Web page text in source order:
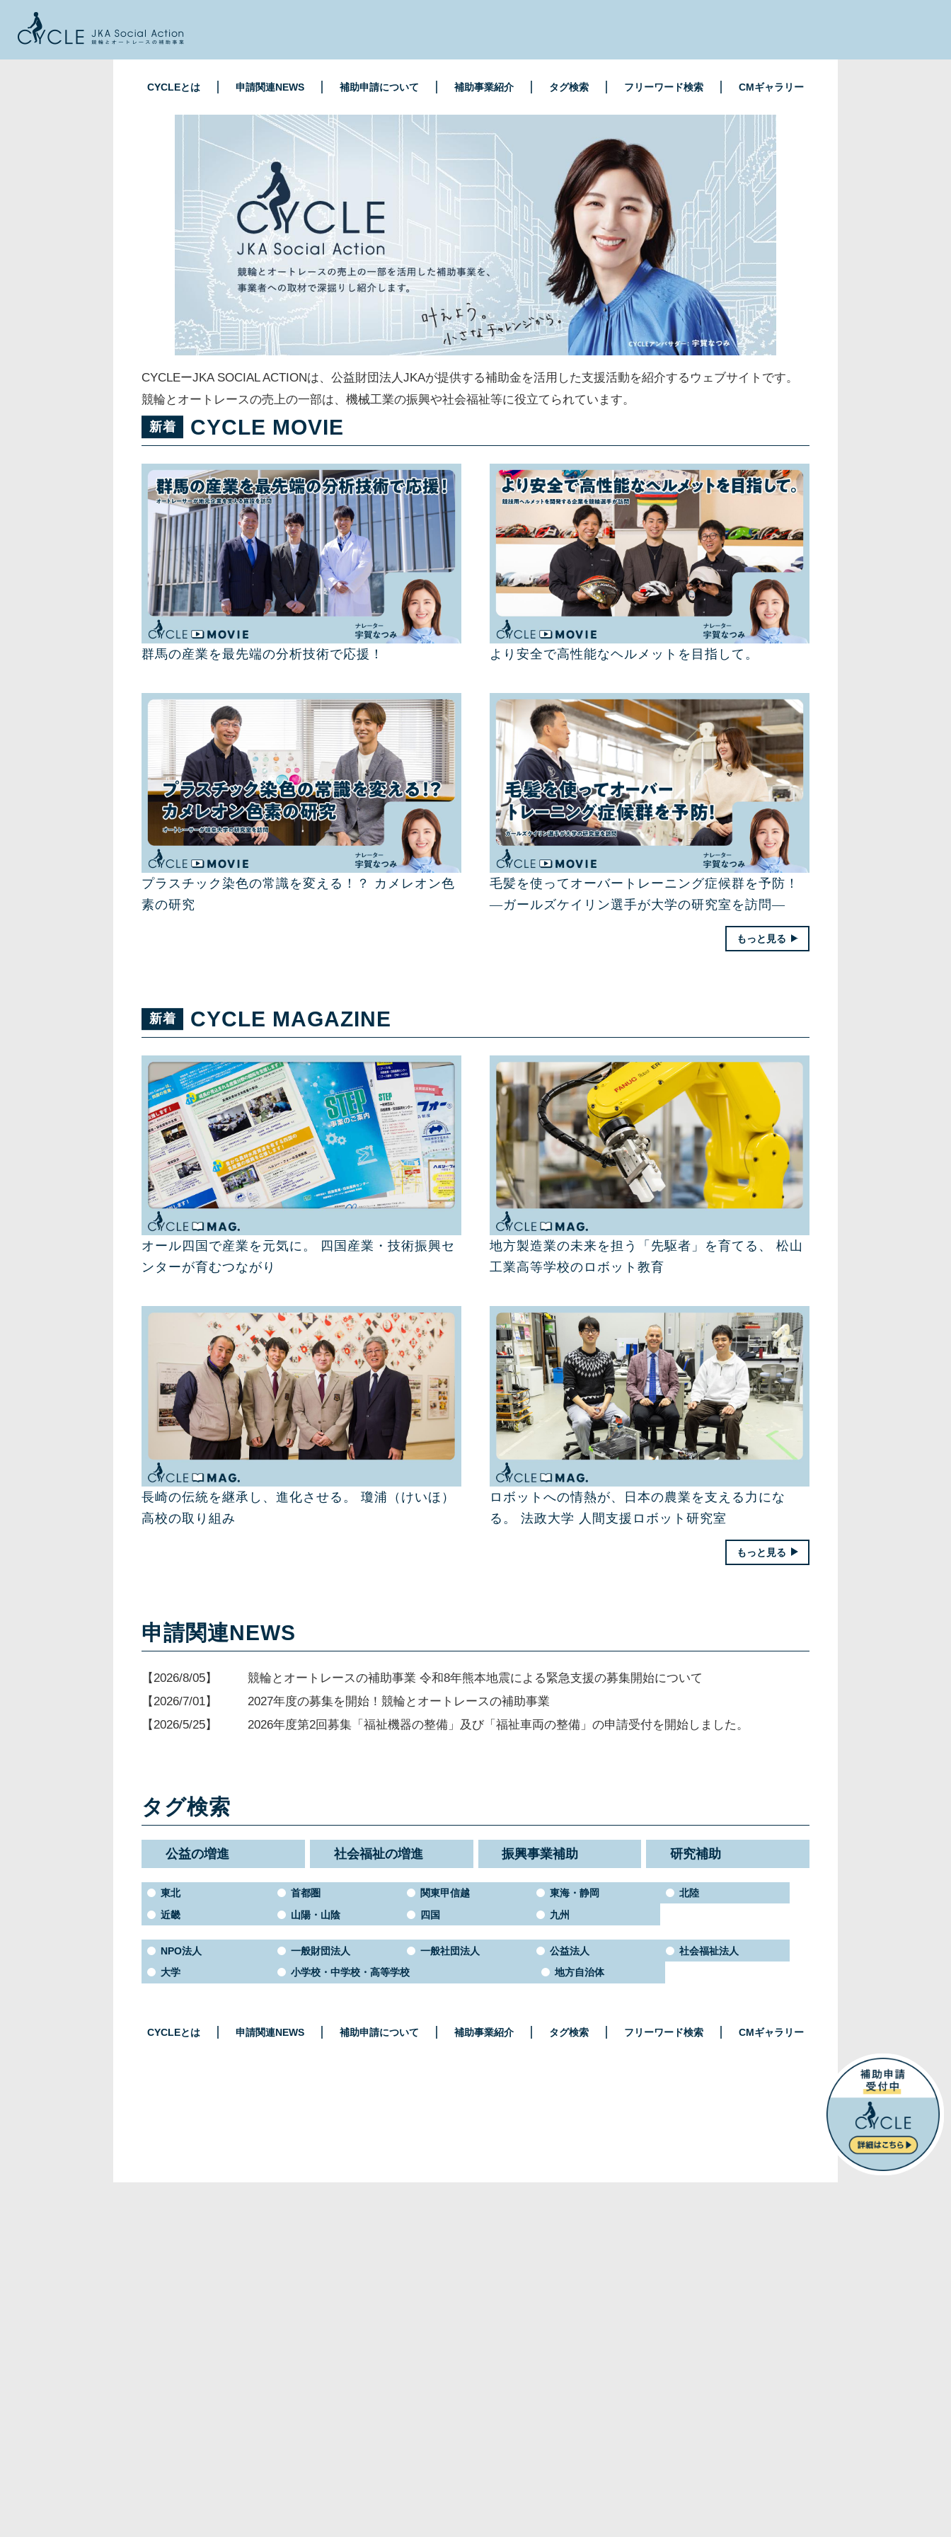
CYCLEとは 申請関連NEWS 補助申請について 補助事業紹介 タグ検索 フリーワード検索 CMギャラリー
CYCLEーJKA SOCIAL ACTIONは、公益財団法人JKAが提供する補助金を活用した支援活動を紹介するウェブサイトです。
競輪とオートレースの売上の一部は、機械工業の振興や社会福祉等に役立てられています。
CYCLE MOVIE
群馬の産業を最先端の分析技術で応援！ より安全で高性能なヘルメットを目指して。
プラスチック染色の常識を変える！？ カメレオン色
素の研究
毛髪を使ってオーバートレーニング症候群を予防！
―ガールズケイリン選手が大学の研究室を訪問―
もっと見る
CYCLE MAGAZINE
オール四国で産業を元気に。 四国産業・技術振興セ
ンターが育むつながり
地方製造業の未来を担う「先駆者」を育てる、 松山
工業高等学校のロボット教育
長崎の伝統を継承し、進化させる。 瓊浦（けいほ）
高校の取り組み
ロボットへの情熱が、日本の農業を支える力にな
る。 法政大学 人間支援ロボット研究室
もっと見る
申請関連NEWS
2026/8/05
競輪とオートレースの補助事業 令和8年熊本地震による緊急支援の募集開始について
2026/7/01
2027年度の募集を開始！競輪とオートレースの補助事業
2026/5/25
2026年度第2回募集「福祉機器の整備」及び「福祉車両の整備」の申請受付を開始しました。
タグ検索
公益の増進 社会福祉の増進 振興事業補助 研究補助
東北 首都圏 関東甲信越 東海・静岡
北陸
近畿
山陽・山陰 四国 九州
NPO法人 一般財団法人 一般社団法人 公益法人
社会福祉法人
大学
小学校・中学校・高等学校 地方自治体
CYCLEとは 申請関連NEWS 補助申請について 補助事業紹介 タグ検索 フリーワード検索 CMギャラリー